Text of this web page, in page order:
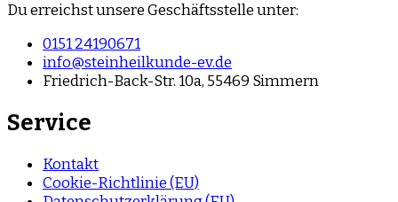
Du erreichst unsere Geschäftsstelle unter:
0151 24190671
info@steinheilkunde-ev.de
Friedrich-Back-Str. 10a, 55469 Simmern
Service
Kontakt
Cookie-Richtlinie (EU)